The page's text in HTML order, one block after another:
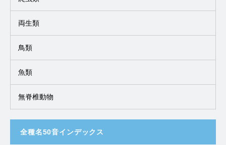
両生類
鳥類
魚類
無脊椎動物
全種名50音インデックス